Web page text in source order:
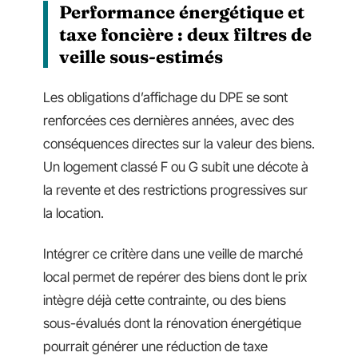
Performance énergétique et
taxe foncière : deux filtres de
veille sous-estimés
Les obligations d’affichage du DPE se sont
renforcées ces dernières années, avec des
conséquences directes sur la valeur des biens.
Un logement classé F ou G subit une décote à
la revente et des restrictions progressives sur
la location.
Intégrer ce critère dans une veille de marché
local permet de repérer des biens dont le prix
intègre déjà cette contrainte, ou des biens
sous-évalués dont la rénovation énergétique
pourrait générer une réduction de taxe